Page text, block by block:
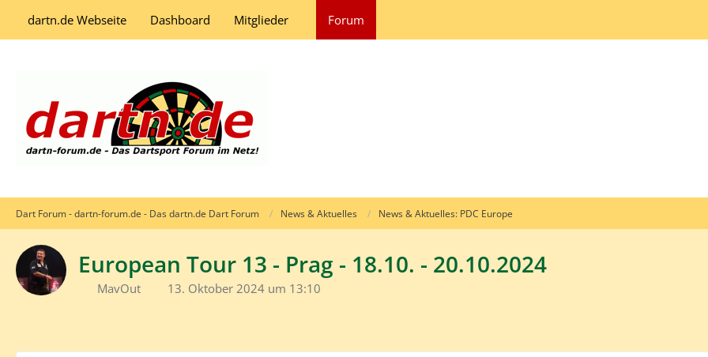
dartn.de Webseite Dashboard Mitglieder Forum
Dart Forum - dartn-forum.de - Das dartn.de Dart Forum News & Aktuelles News & Aktuelles: PDC Europe
European Tour 13 - Prag - 18.10. - 20.10.2024
MavOut 13. Oktober 2024 um 13:10